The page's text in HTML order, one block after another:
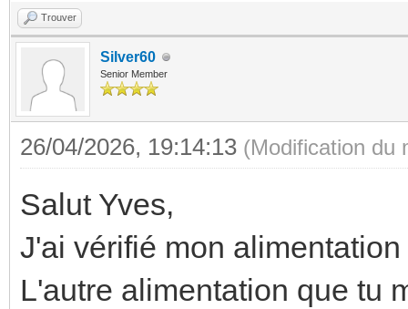
Trouver
Silver60
Senior Member
26/04/2026, 19:14:13 (Modification du
Salut Yves,
J'ai vérifié mon
L'autre alimentation que tu